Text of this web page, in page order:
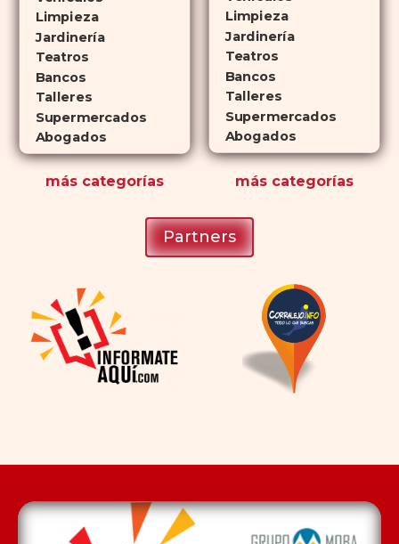
atractiva para quienes no desean
planificar sus actividades
románticas con antelación.
Limpieza
Jardinería
Teatros
Bancos
Talleres
Supermercados
Abogados
más categorías
Limpieza
Jardinería
Teatros
Bancos
Talleres
Supermercados
Abogados
máscategorías
Partners